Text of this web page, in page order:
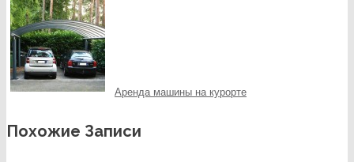
Аренда машины на курорте
Похожие Записи